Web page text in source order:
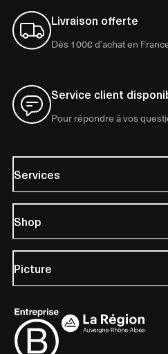
Livraison offerte
Dès 100€ d’achat en
Service client
Pour répondre à vos
Services
Shop
Picture